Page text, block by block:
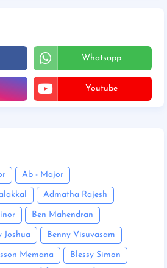
Whatsapp
Youtube
Ab - Major
Admatha Rajesh
Ben Mahendran
Joshua Benny Visuvasam
Memana Blessy Simon